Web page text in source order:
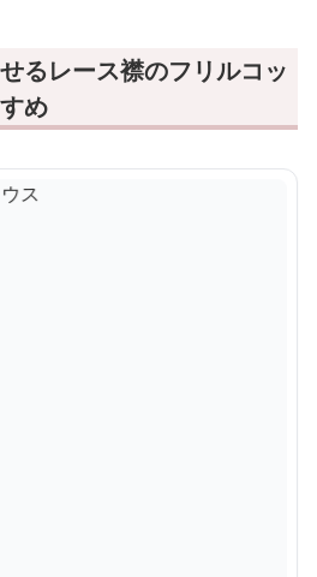
るレース襟のフリルコッ
め